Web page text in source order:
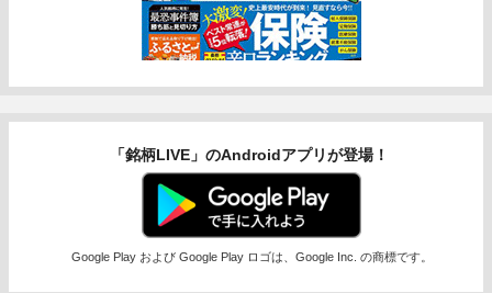
「銘柄LIVE」のAndroidアプリが登場！
Google Play および Google Play ロゴは、Google Inc. の商標です。